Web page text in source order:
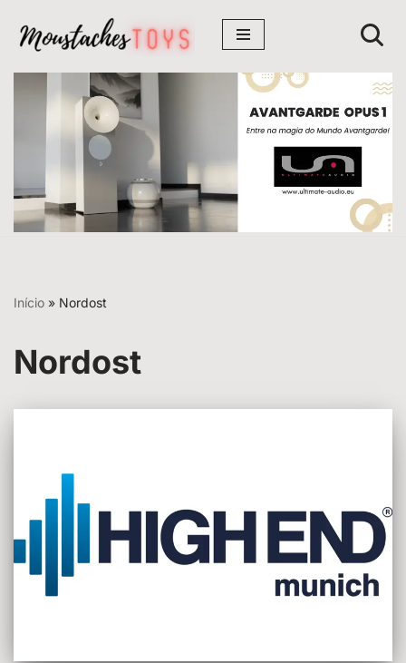
Avançar
para
conteúdo
Início » Nordost
Nordost